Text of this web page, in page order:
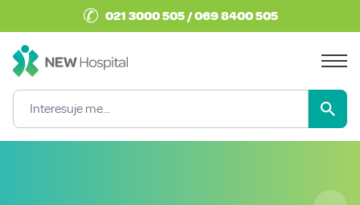
✆ 021 3000 505 / 069 8400 505